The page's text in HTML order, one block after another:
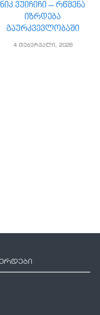
ნიკ ვუიჩიჩი – რწმენა
იზრდება
გაურკვევლობაში
4 თებერვალი, 2026